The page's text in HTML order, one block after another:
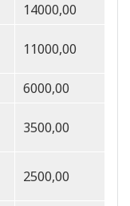
14000,00
11000,00
6000,00
3500,00
2500,00